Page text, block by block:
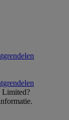
Limited?